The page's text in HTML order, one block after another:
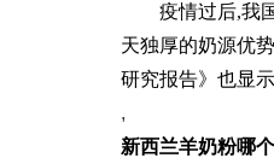
疫情过后,我
天独厚的奶源优
研究报告》也显
,
新西兰羊奶粉哪